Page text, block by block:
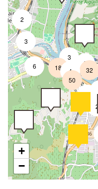
2
2
3
6
3
4
18
2
8
50
32
+
−